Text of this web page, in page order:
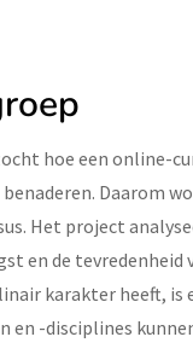
hoe een online-
Daarom
Het project
en de tevredenheid
karakter heeft,
en -disciplines